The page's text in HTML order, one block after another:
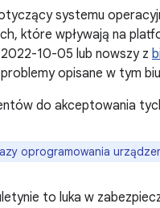
systemu
które wpływają na
10-05 lub nowszy z
opisane w tym
do akceptowania
oprogramowania
to luka w